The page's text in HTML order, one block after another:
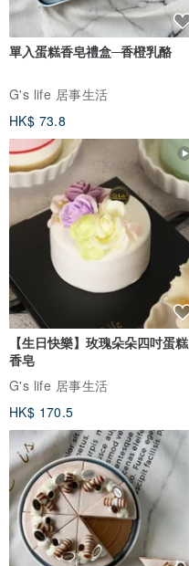
單入蛋糕香皂禮盒─香橙乳酪
G's life 居事生活
HK$ 73.8
【生日快樂】玫瑰朵朵四吋蛋糕
香皂
G's life 居事生活
HK$ 170.5